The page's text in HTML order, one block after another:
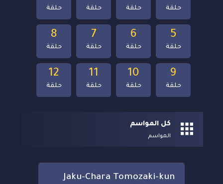
12
حلقة
11
حلقة
10
حلقة
9
حلقة
8
حلقة
7
حلقة
6
حلقة
5
حلقة
حلقة حلقة حلقة حلقة
كل المواسم
المواسم
Jaku-Chara Tomozaki-kun